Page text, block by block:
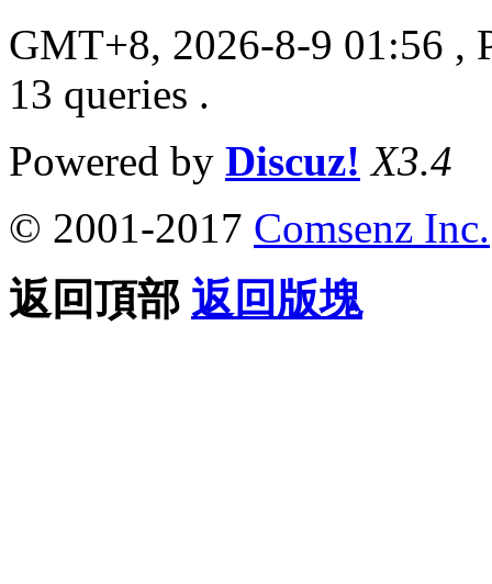
GMT+8, 2026-8-9 01:56 ,
13 queries .
Powered by Discuz! X3.4
© 2001-2017 Comsenz Inc.
返回頂部 返回版塊